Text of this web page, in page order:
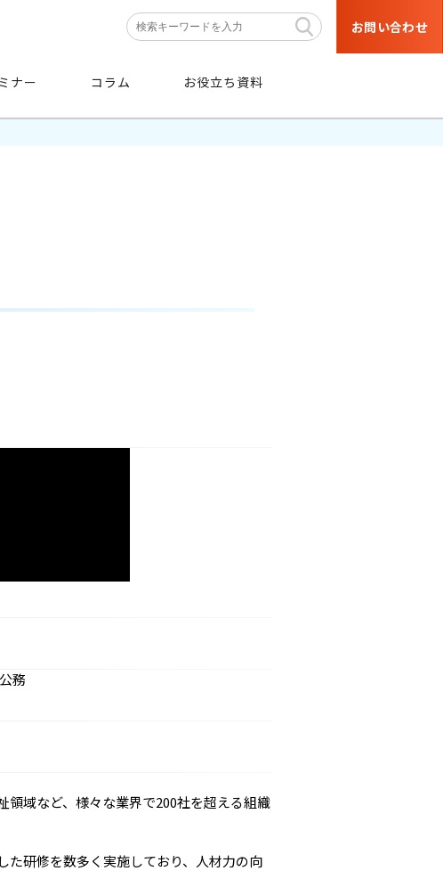
お問い合わせ
階層・職種などの育成対象者や
ナー コラム お役立ち資料
務
領域など、様々な業界で200社を超える組織
た研修を数多く実施しており、人材力の向